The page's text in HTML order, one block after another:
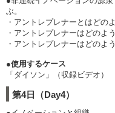
ぶ。
・アントレプレナーとはどの
・アントレプレナーはどのよ
・アントレプレナーはどのよ
●使用するケース
「ダイソン」（収録ビデオ）
第4日（Day4）